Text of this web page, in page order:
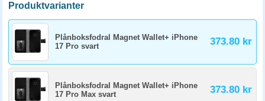
Produktvarianter
Plånboksfodral Magnet Wallet+ iPhone
17 Pro svart
373.80 kr
Plånboksfodral Magnet Wallet+ iPhone
17 Pro Max svart
373.80 kr